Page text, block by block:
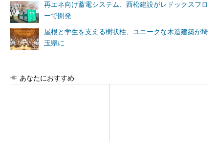
再エネ向け蓄電システム、西松建設がレドックスフロ
ーで開発
屋根と学生を支える樹状柱、ユニークな木造建築が埼
玉県に
あなたにおすすめ